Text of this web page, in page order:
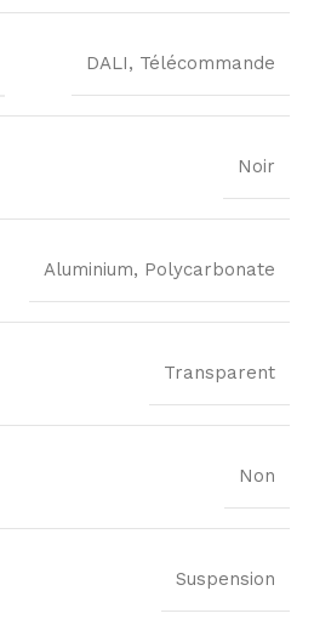
DALI, Télécommande
Noir
Aluminium, Polycarbonate
Transparent
Non
Suspension